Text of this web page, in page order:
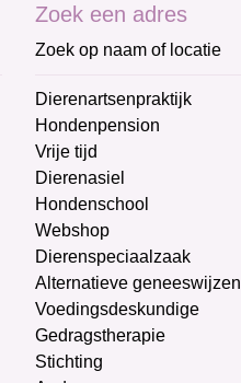
Zoek een adres
Zoek op naam of locatie
Dierenartsenpraktijk
Hondenpension
Vrije tijd
Dierenasiel
Hondenschool
Webshop
Dierenspeciaalzaak
Alternatieve geneeswijzen
Voedingsdeskundige
Gedragstherapie
Stichting